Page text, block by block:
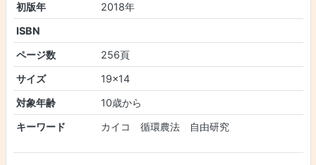
初版年
2018年
ISBN
ページ数
256頁
サイズ
19×14
対象年齢
10歳から
キーワード
カイコ 循環農法 自由研究